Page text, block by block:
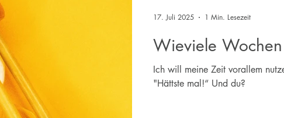
Wieviele
Ich will meine Zeit vorallem
"Hättste mal!“ Und du?
17. Juli 2025 1 Min. Lesezeit